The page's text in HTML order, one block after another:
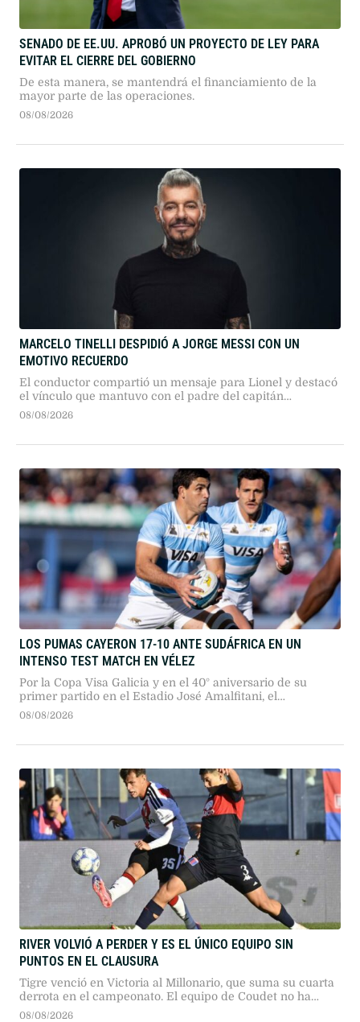
SENADO DE EE.UU. APROBÓ UN PROYECTO DE LEY PARA
EVITAR EL CIERRE DEL GOBIERNO
De esta manera, se mantendrá el financiamiento de la
mayor parte de las operaciones.
08/08/2026
MARCELO TINELLI DESPIDIÓ A JORGE MESSI CON UN
EMOTIVO RECUERDO
El conductor compartió un mensaje para Lionel y destacó
el vínculo que mantuvo con el padre del capitán
argentino.
08/08/2026
LOS PUMAS CAYERON 17-10 ANTE SUDÁFRICA EN UN
INTENSO TEST MATCH EN VÉLEZ
Por la Copa Visa Galicia y en el 40° aniversario de su
primer partido en el Estadio José Amalfitani, el
seleccionado argentino dio pelea ante los bicampeones
08/08/2026
RIVER VOLVIÓ A PERDER Y ES EL ÚNICO EQUIPO SIN
PUNTOS EN EL CLAUSURA
Tigre venció en Victoria al Millonario, que suma su cuarta
derrota en el campeonato. El equipo de Coudet no ha
podido marcar goles desde que comenzó el torneo.
08/08/2026